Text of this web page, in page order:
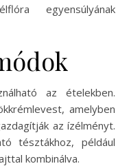
egyensúlyának
az ételekben.
amelyben
az ízélményt.
tésztákhoz, például
kombinálva.